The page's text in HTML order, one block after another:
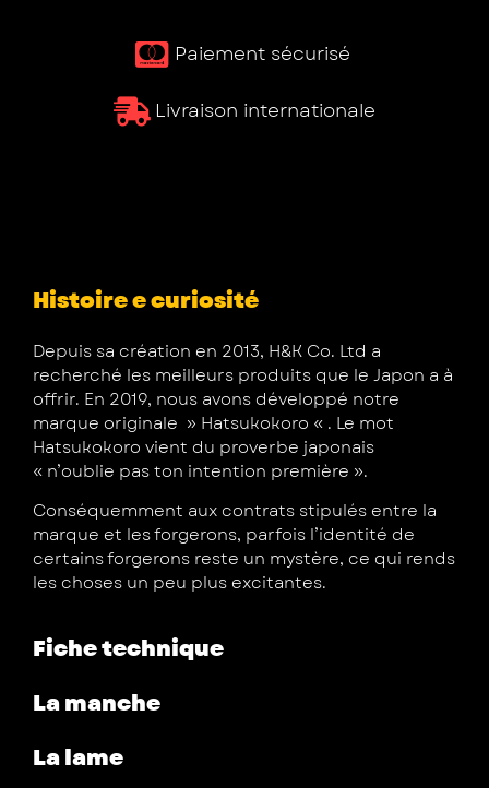
Paiement sécurisé ​
Livraison internationale
Histoire e curiosité
Depuis sa création en 2013, H&K Co. Ltd a
recherché les meilleurs produits que le Japon a à
offrir. En 2019, nous avons développé notre
marque originale » Hatsukokoro « . Le mot
Hatsukokoro vient du proverbe japonais
« n’oublie pas ton intention première ».
Conséquemment aux contrats stipulés entre la
marque et les forgerons, parfois l’identité de
certains forgerons reste un mystère, ce qui rends
les choses un peu plus excitantes.
Fiche technique
La manche
La lame